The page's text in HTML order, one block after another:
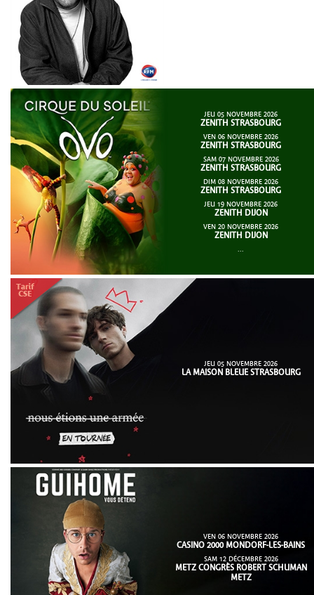
JEU 05 NOVEMBRE 2026
ZENITH STRASBOURG
VEN 06 NOVEMBRE 2026
ZENITH STRASBOURG
SAM 07 NOVEMBRE 2026
ZENITH STRASBOURG
DIM 08 NOVEMBRE 2026
ZENITH STRASBOURG
JEU 19 NOVEMBRE 2026
ZENITH DIJON
VEN 20 NOVEMBRE 2026
ZENITH DIJON
JEU 05 NOVEMBRE 2026
LA MAISON BLEUE STRASBOURG
VEN 06 NOVEMBRE 2026
CASINO 2000 MONDORF-LES-BAINS
SAM 12 DÉCEMBRE 2026
METZ CONGRÈS ROBERT SCHUMAN
METZ